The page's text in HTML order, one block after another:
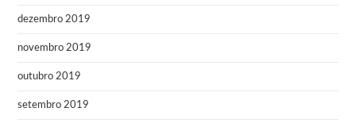
dezembro 2019
novembro 2019
outubro 2019
setembro 2019